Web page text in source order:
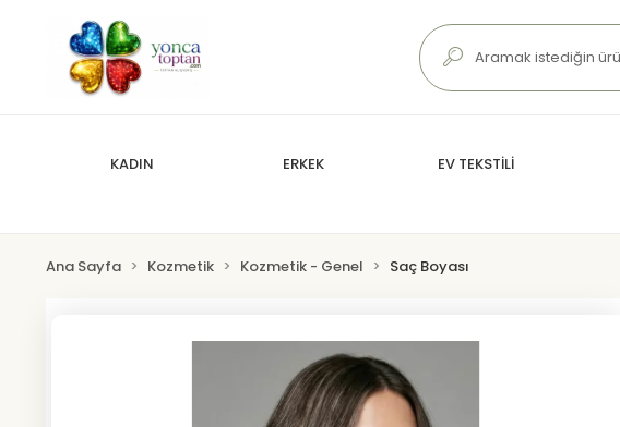
KADIN ERKEK EV TEKSTİLİ
Ana Sayfa Kozmetik Kozmetik - Genel Saç Boyası